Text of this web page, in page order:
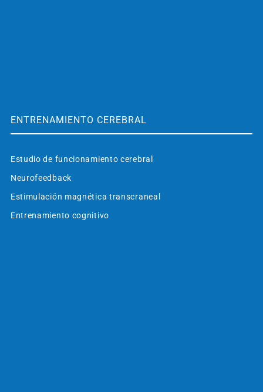
ENTRENAMIENTO CEREBRAL
Estudio de funcionamiento cerebral
Neurofeedback
Estimulación magnética transcraneal
Entrenamiento cognitivo